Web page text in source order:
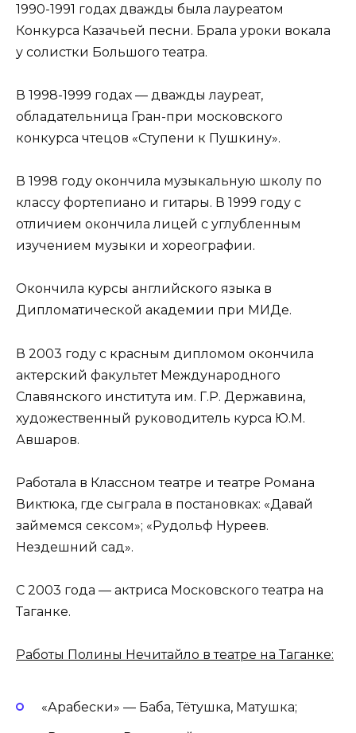
1990-1991 годах дважды была лауреатом
Конкурса Казачьей песни. Брала уроки вокала
у солистки Большого театра.
В 1998-1999 годах — дважды лауреат,
обладательница Гран-при московского
конкурса чтецов «Ступени к Пушкину».
В 1998 году окончила музыкальную школу по
классу фортепиано и гитары. В 1999 году с
отличием окончила лицей с углубленным
изучением музыки и хореографии.
Окончила курсы английского языка в
Дипломатической академии при МИДе.
В 2003 году с красным дипломом окончила
актерский факультет Международного
Славянского института им. Г.Р. Державина,
художественный руководитель курса Ю.М.
Авшаров.
Работала в Классном театре и театре Романа
Виктюка, где сыграла в постановках: «Давай
займемся сексом»; «Рудольф Нуреев.
Нездешний сад».
С 2003 года — актриса Московского театра на
Таганке.
Работы Полины Нечитайло в театре на Таганке:
«Арабески» — Баба, Тётушка, Матушка;